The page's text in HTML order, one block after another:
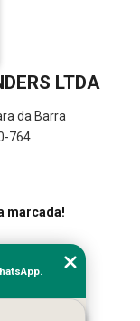
LTDA
da Barra
764
marcada!